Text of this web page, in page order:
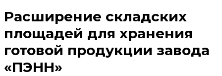
Расширение складских
площадей для хранения
готовой продукции завода
«ПЭНН»